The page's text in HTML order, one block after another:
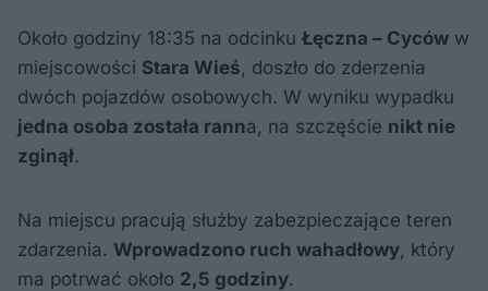
Około godziny 18:35 na odcinku Łęczna – Cyców w
miejscowości Stara Wieś , doszło do zderzenia
dwóch pojazdów osobowych. W wyniku wypadku
jedna osoba została ranna, na szczęście nikt nie
zginął.
Na miejscu pracują służby zabezpieczające teren
zdarzenia. Wprowadzono ruch wahadłowy , który
ma potrwać około 2,5 godziny.